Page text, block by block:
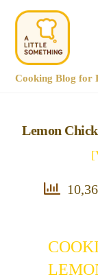
Cooking Blog for
Lemon